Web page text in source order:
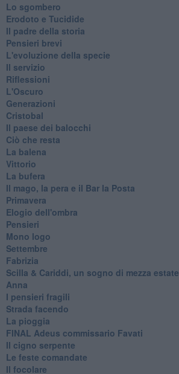
Lo sgombero
Erodoto e Tucidide
Il padre della storia
Pensieri brevi
L'evoluzione della specie
Il servizio
Riflessioni
L'Oscuro
Generazioni
Cristobal
Il paese dei balocchi
Ciò che resta
La balena
Vittorio
La bufera
Il mago, la pera e il Bar la Posta
Primavera
Elogio dell'ombra
Pensieri
Mono logo
Settembre
Fabrizia
​Scilla & Cariddi, un sogno di mezza estate
Anna
I pensieri fragili
Strada facendo
La pioggia
FINAL Adeus commissario Favati
Il cigno serpente
Le feste comandate
Il focolare